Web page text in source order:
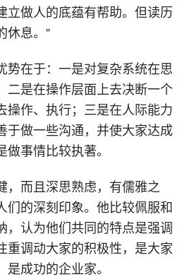
立做人的底蕴有帮助。但读历
休息。”
势在于：一是对复杂系统在思
二是在操作层面上去决断一个
操作、执行；三是在人际能力
于做一些沟通，并使大家达成
事情比较执著。
，而且深思熟虑，有儒雅之
们的深刻印象。他比较佩服和
，认为他们共同的特点是强调
重调动大家的积极性，是大家
成功的企业家。